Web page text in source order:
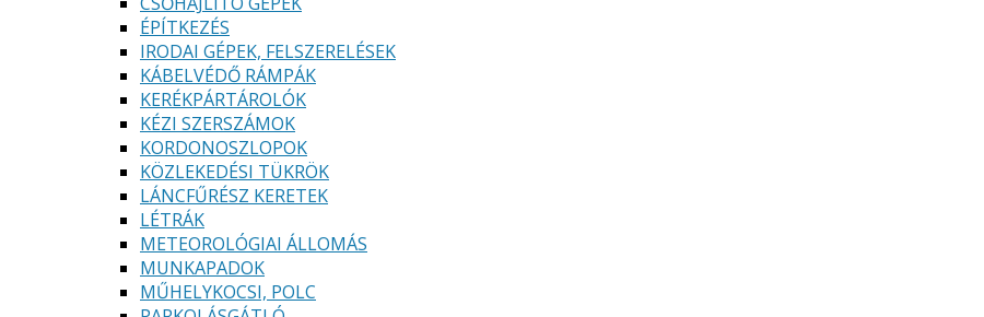
ÉPÍTKEZÉS
IRODAI GÉPEK, FELSZERELÉSEK
KÁBELVÉDŐ RÁMPÁK
KERÉKPÁRTÁROLÓK
KÉZI SZERSZÁMOK
KORDONOSZLOPOK
KÖZLEKEDÉSI TÜKRÖK
LÁNCFŰRÉSZ KERETEK
LÉTRÁK
METEOROLÓGIAI ÁLLOMÁS
MUNKAPADOK
MŰHELYKOCSI, POLC